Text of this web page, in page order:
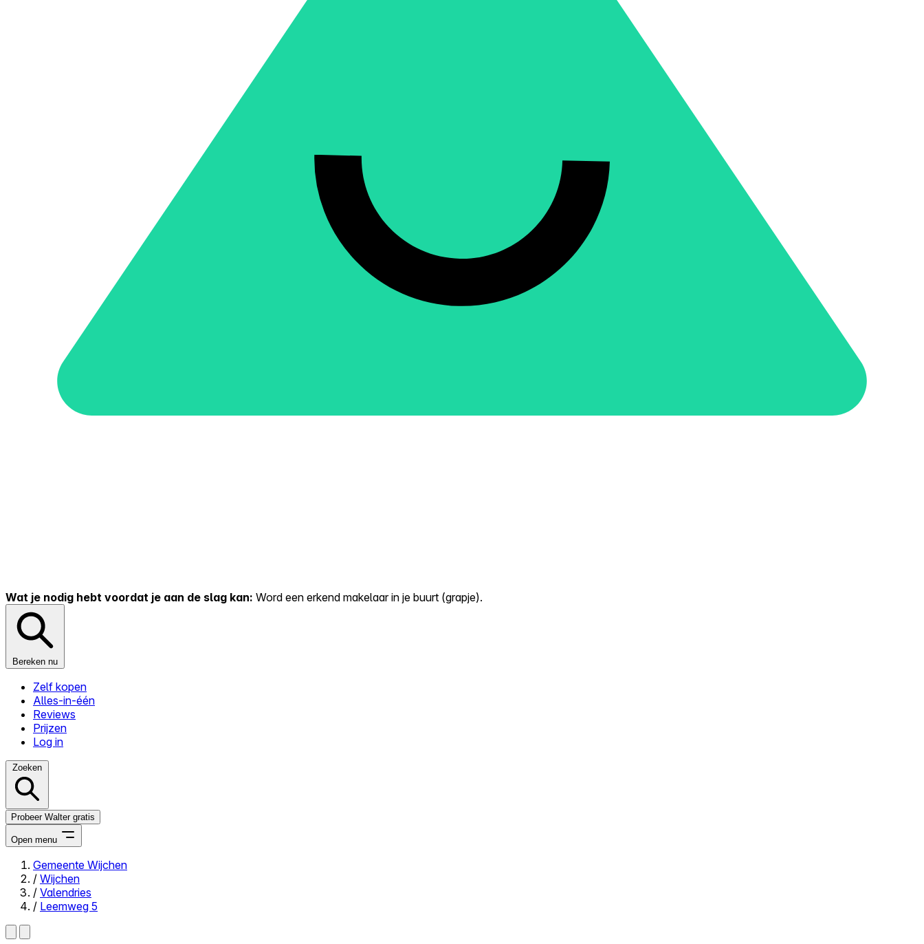
Wat je nodig hebt voordat je aan de slag kan: Word een erkend makelaar in je buurt (grapje).
Bereken nu
Zelf kopen
Alles-in-één
Reviews
Prijzen
Log in
Zoeken
Probeer Walter gratis
Open menu
Close menu
Gemeente Wijchen
/ Wijchen
/ Valendries
/ Leemweg 5